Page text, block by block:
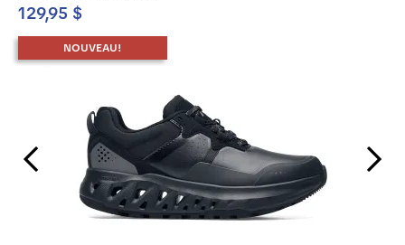
129,95 $
NOUVEAU!
Previous Slide Next Slide